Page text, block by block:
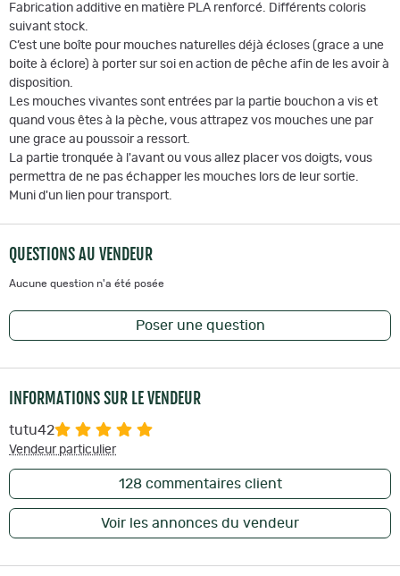
Fabrication additive en matière PLA renforcé. Différents coloris
suivant stock.
C’est une boîte pour mouches naturelles déjà écloses (grace a une
boite à éclore) à porter sur soi en action de pêche afin de les avoir à
disposition.
Les mouches vivantes sont entrées par la partie bouchon a vis et
quand vous êtes à la pèche, vous attrapez vos mouches une par
une grace au poussoir a ressort.
La partie tronquée à l'avant ou vous allez placer vos doigts, vous
permettra de ne pas échapper les mouches lors de leur sortie.
Muni d'un lien pour transport.
QUESTIONS AU VENDEUR
Aucune question n'a été posée
Poser une question
INFORMATIONS SUR LE VENDEUR
tutu42
Vendeur particulier
128commentaires client
Voir les annonces du vendeur